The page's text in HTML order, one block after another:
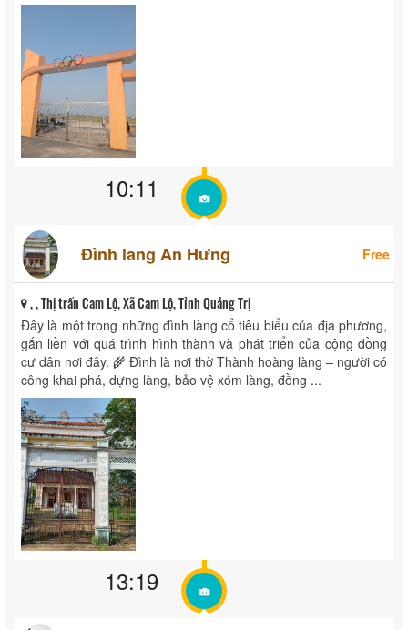
10:11
Đình lang An Hưng Free
, , Thị trấn Cam Lộ, Xã Cam Lộ, Tỉnh Quảng Trị
Đây là một trong những đình làng cổ tiêu biểu của địa phương,
gắn liền với quá trình hình thành và phát triển của cộng đồng
cư dân nơi đây. 🌾 Đình là nơi thờ Thành hoàng làng – người có
công khai phá, dựng làng, bảo vệ xóm làng, đồng ...
13:19